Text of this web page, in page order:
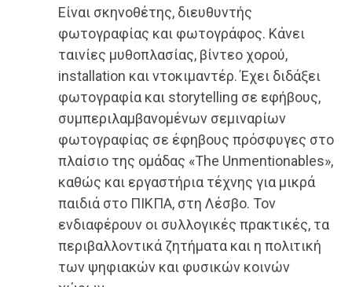
Είναι σκηνοθέτης, διευθυντής
φωτογραφίας και φωτογράφος. Κάνει
ταινίες μυθοπλασίας, βίντεο χορού,
installation και ντοκιμαντέρ. Έχει διδάξει
φωτογραφία και storytelling σε εφήβους,
συμπεριλαμβανομένων σεμιναρίων
φωτογραφίας σε έφηβους πρόσφυγες στο
πλαίσιο της ομάδας «The Unmentionables»,
καθώς και εργαστήρια τέχνης για μικρά
παιδιά στο ΠΙΚΠΑ, στη Λέσβο. Τον
ενδιαφέρουν οι συλλογικές πρακτικές, τα
περιβαλλοντικά ζητήματα και η πολιτική
των ψηφιακών και φυσικών κοινών